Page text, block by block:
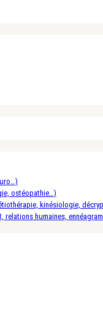
ostéopathie…)
kinésiologie,
relations humaines,